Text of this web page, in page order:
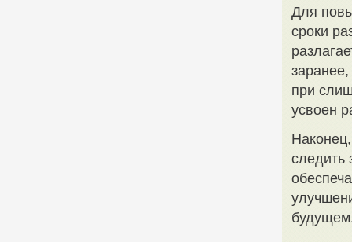
Для
сроки
при
усвоен
следить